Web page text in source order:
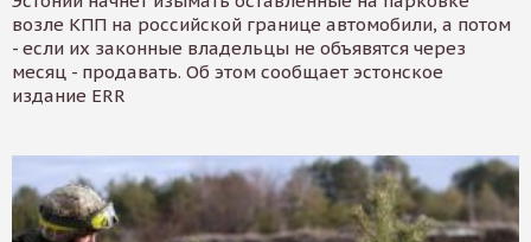
возле КПП на российской границе автомобили, а потом
- если их законные владельцы не объявятся через
месяц - продавать. Об этом сообщает эстонское
издание ERR